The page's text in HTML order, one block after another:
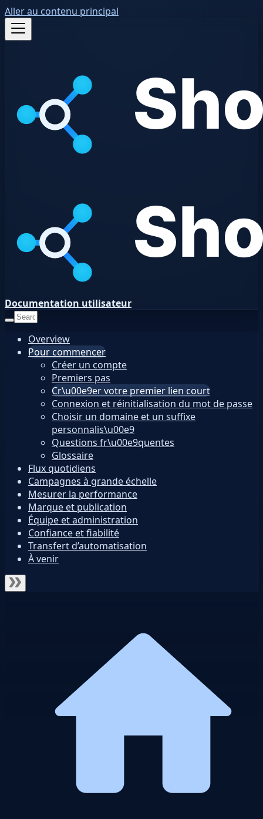
Aller au contenu principal
Documentation utilisateur
Overview
Pour commencer
Créer un compte
Premiers pas
Cr\u00e9er votre premier lien court
Connexion et réinitialisation du mot de passe
Choisir un domaine et un suffixe
personnalis\u00e9
Questions fr\u00e9quentes
Glossaire
Flux quotidiens
Campagnes à grande échelle
Mesurer la performance
Marque et publication
Équipe et administration
Confiance et fiabilité
Transfert d’automatisation
À venir